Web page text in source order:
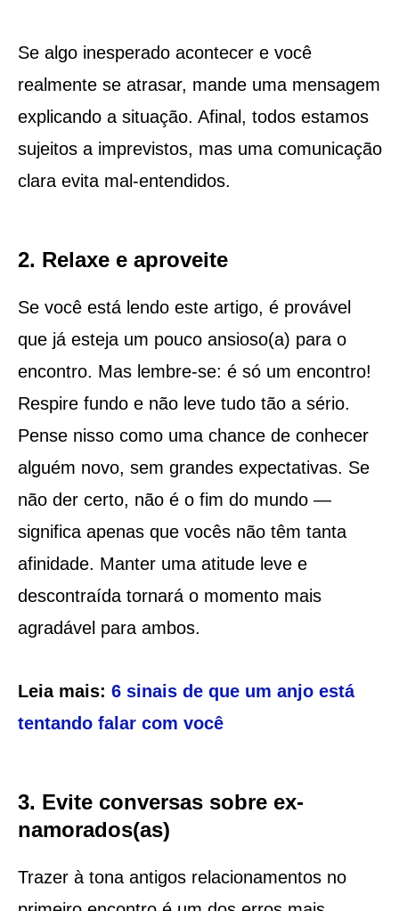
Se algo inesperado acontecer e você
realmente se atrasar, mande uma mensagem
explicando a situação. Afinal, todos estamos
sujeitos a imprevistos, mas uma comunicação
clara evita mal-entendidos.
2. Relaxe e aproveite
Se você está lendo este artigo, é provável
que já esteja um pouco ansioso(a) para o
encontro. Mas lembre-se: é só um encontro!
Respire fundo e não leve tudo tão a sério.
Pense nisso como uma chance de conhecer
alguém novo, sem grandes expectativas. Se
não der certo, não é o fim do mundo —
significa apenas que vocês não têm tanta
afinidade. Manter uma atitude leve e
descontraída tornará o momento mais
agradável para ambos.
Leia mais: 6 sinais de que um anjo está
tentando falar com você
3. Evite conversas sobre ex-
namorados(as)
Trazer à tona antigos relacionamentos no